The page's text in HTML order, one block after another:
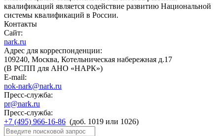
квалификаций является содействие развитию Национальной
системы квалификаций в России.
Контакты
Сайт:
nark.ru
Адрес для корреспонденции:
109240, Москва, Котельническая набережная д.17
(В РСПП для АНО «НАРК»)
E-mail:
nok-nark@nark.ru
Пресс-служба:
pr@nark.ru
Пресс-служба:
+7 (495) 966-16-86 (доб. 1019 или 1026)